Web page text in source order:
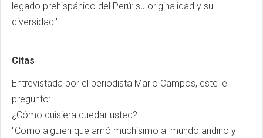
legado prehispánico del Perú: su originalidad y su
diversidad."
Citas
Entrevistada por el periodista Mario Campos, este le
pregunto:
¿Cómo quisiera quedar usted?
"Como alguien que amó muchísimo al mundo andino y